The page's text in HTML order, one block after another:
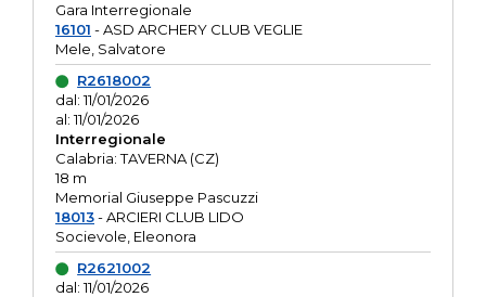
Gara Interregionale
16101 - ASD ARCHERY CLUB VEGLIE
Mele, Salvatore
R2618002
dal: 11/01/2026
al: 11/01/2026
Interregionale
Calabria: TAVERNA (CZ)
18 m
Memorial Giuseppe Pascuzzi
18013- ARCIERI CLUB LIDO
Socievole, Eleonora
R2621002
dal: 11/01/2026